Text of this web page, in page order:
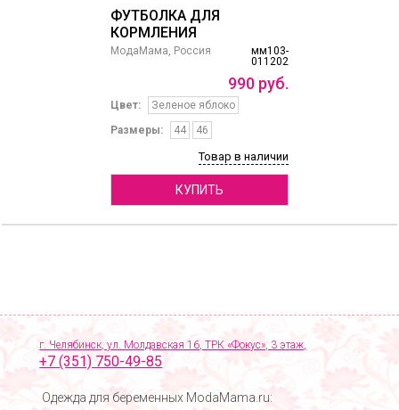
ФУТБОЛКА ДЛЯ
КОРМЛЕНИЯ
мм103-
011202
МодаМама, Россия
990 руб.
Цвет:
Зеленое яблоко
Размеры:
44 46
Товар в наличии
КУПИТЬ
г. Челябинск, ул. Молдавская 16, ТРК «Фокус», 3 этаж,
+7 (351) 750-49-85
Одежда для беременных ModaMama.ru: